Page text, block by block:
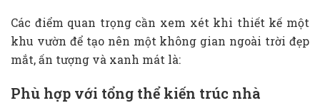
Các điểm quan trọng cần xem xét khi thiết kế một
khu vườn để tạo nên một không gian ngoài trời đẹp
mắt, ấn tượng và xanh mát là:
Phù hợp với tổng thể kiến trúc nhà